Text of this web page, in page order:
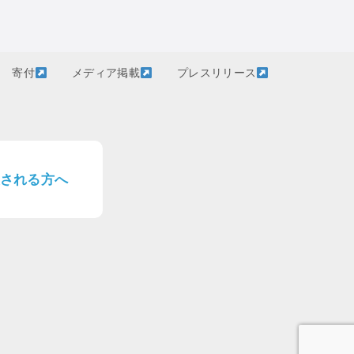
寄付 メディア掲載 プレスリリース
れる方へ